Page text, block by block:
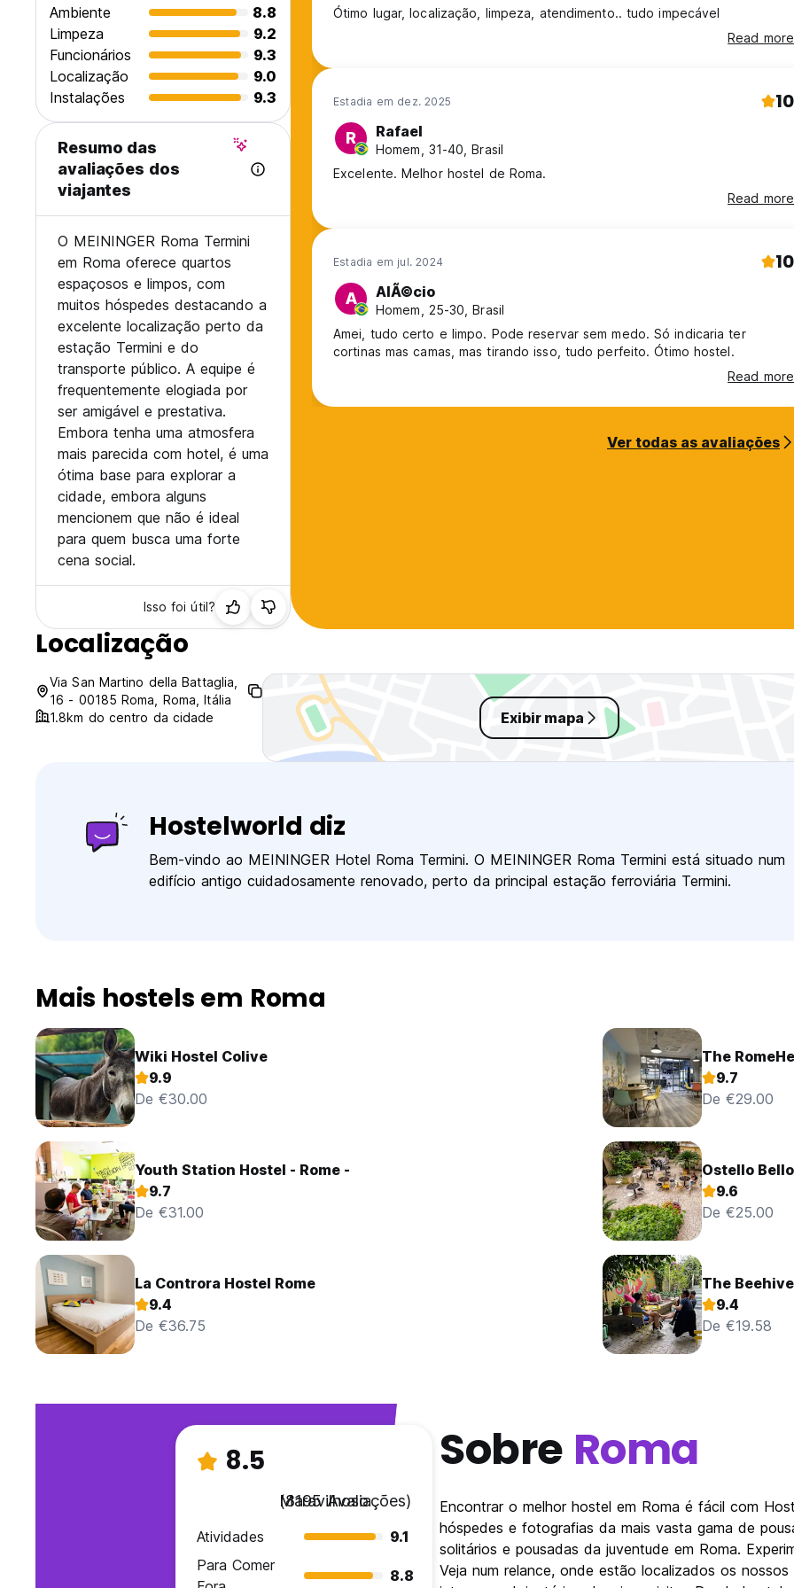
- Animais de estimação são bem-vindos (apenas quartos privados)
Ambiente
8.8
Limpeza
9.2
Funcionários
9.3
Localização
9.0
Instalações
9.3
Resumo das
avaliações dos
viajantes
O MEININGER Roma Termini
em Roma oferece quartos
espaçosos e limpos, com
muitos hóspedes destacando a
excelente localização perto da
estação Termini e do
transporte público. A equipe é
frequentemente elogiada por
ser amigável e prestativa.
Embora tenha uma atmosfera
mais parecida com hotel, é uma
ótima base para explorar a
cidade, embora alguns
mencionem que não é ideal
para quem busca uma forte
cena social.
Isso foi útil?
Ótimo lugar, localização, limpeza, atendimento.. tudo impecável
Read more
Estadia em dez. 2025 10
R Rafael
Homem, 31-40, Brasil
Excelente. Melhor hostel de Roma.
Read more
Estadia em jul. 2024 10
A AlÃ©cio
Homem, 25-30, Brasil
Amei, tudo certo e limpo. Pode reservar sem medo. Só indicaria ter
cortinas mas camas, mas tirando isso, tudo perfeito. Ótimo hostel.
Read more
Ver todas as avaliações
Localização
Via San Martino della Battaglia,
16 - 00185 Roma, Roma, Itália
1.8km do centro da cidade
Exibir mapa
Hostelworld diz
Bem-vindo ao MEININGER Hotel Roma Termini. O MEININGER Roma Termini está situado num
edifício antigo cuidadosamente renovado, perto da principal estação ferroviária Termini.
Mais hostels em Roma
Wiki Hostel Colive
9.9
De €30.00
The
9.7
De €29.00
Youth Station Hostel - Rome -
9.7
De €31.00
Ostello
9.6
De €25.00
La Controra Hostel Rome
9.4
De €36.75
The Beehive
9.4
De €19.58
8.5
Maravilhoso
(8195 Avaliações)
Atividades
9.1
Para Comer
8.8
Sobre Roma
Encontrar o melhor hostel em Roma é fácil com
hóspedes e fotografias da mais vasta gama de
solitários e pousadas da juventude em Roma.
Veja num relance, onde estão localizados os